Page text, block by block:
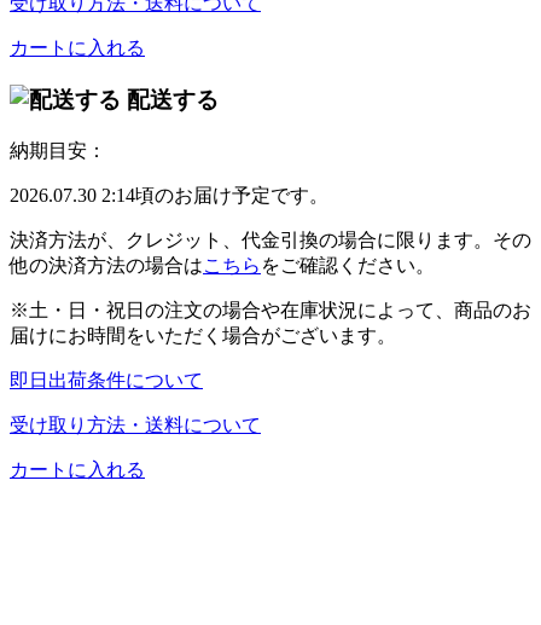
カートに入れる
配送する
納期目安：
2026.07.30 2:14頃のお届け予定です。
決済方法が、クレジット、代金引換の場合に限ります。その
他の決済方法の場合はこちら をご確認ください。
※土・日・祝日の注文の場合や在庫状況によって、商品のお
届けにお時間をいただく場合がございます。
即日出荷条件について
受け取り方法・送料について
カートに入れる